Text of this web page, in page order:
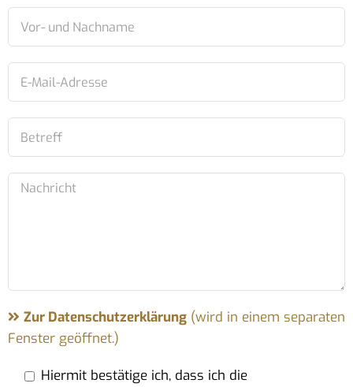
Zur Datenschutzerklärung(wird in einem separaten
Fenster geöffnet.)
Hiermit bestätige ich, dass ich die